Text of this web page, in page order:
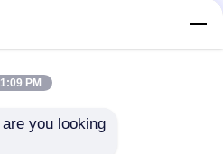
1:09 PM
you looking